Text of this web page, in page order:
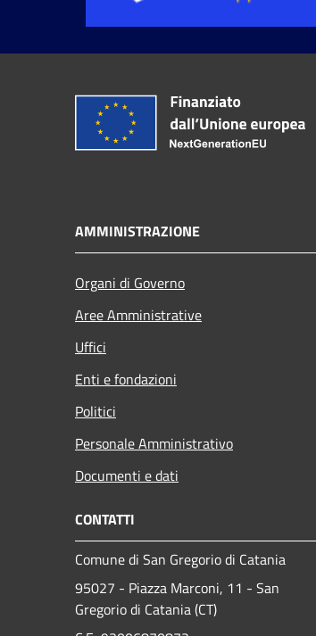
AMMINISTRAZIONE
Organi di Governo
Aree Amministrative
Uffici
Enti e fondazioni
Politici
Personale Amministrativo
Documenti e dati
CONTATTI
Comune di San Gregorio di Catania
95027 - Piazza Marconi, 11 - San
Gregorio di Catania (CT)